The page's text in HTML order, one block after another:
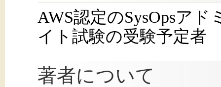
AWS認定のSysOpsア
イト試験の受験予定者
著者について